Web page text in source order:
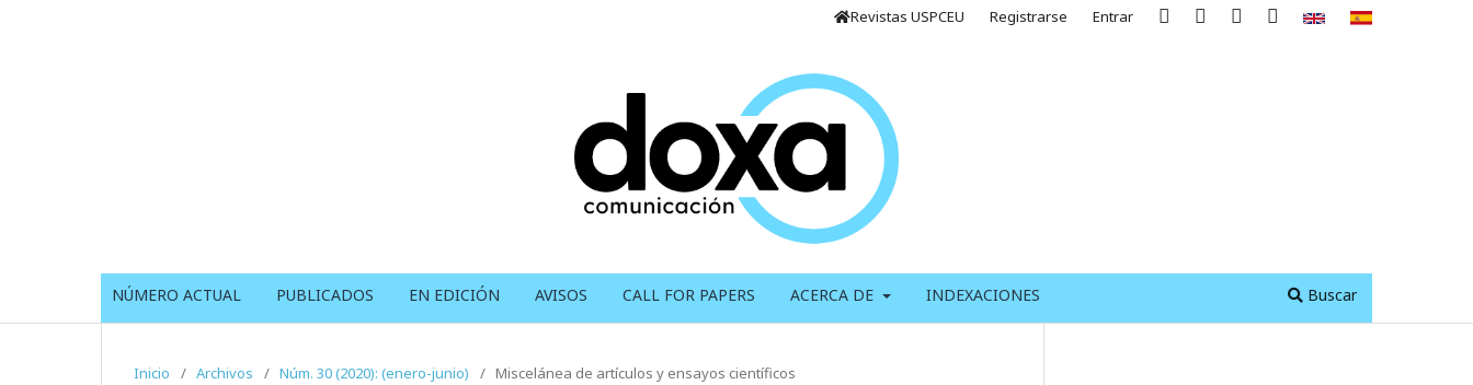
NÚMERO ACTUAL PUBLICADOS EN EDICIÓN AVISOS CALL FOR PAPERS ACERCA DE INDEXACIONES Buscar
Revistas USPCEU Registrarse Entrar
Inicio / Archivos / Núm. 30 (2020): (enero-junio) / Miscelánea de artículos y ensayos científicos